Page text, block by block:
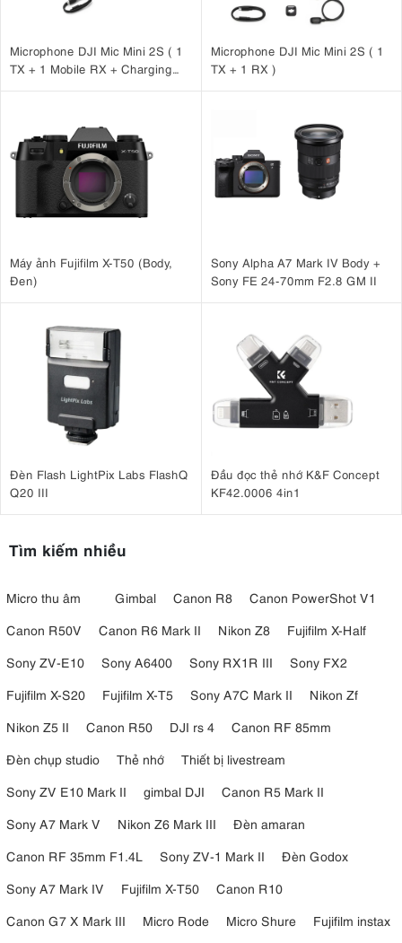
Microphone DJI Mic Mini 2S ( 1
TX + 1 Mobile RX + Charging
Microphone DJI Mic Mini 2S ( 1
TX + 1 RX )
Máy ảnh Fujifilm X-T50 (Body,
Đen)
Sony Alpha A7 Mark IV Body +
Sony FE 24-70mm F2.8 GM II
Đèn Flash LightPix Labs FlashQ
Q20 III
Đầu đọc thẻ nhớ K&F Concept
KF42.0006 4in1
Tìm kiếm nhiều
Micro thu âm Gimbal Canon R8
Canon PowerShot V1
Canon R50V
Canon R6 Mark II Nikon Z8
Fujifilm X-Half
Sony ZV-E10
Sony A6400 Sony RX1R III
Sony FX2
Fujifilm X-S20
Fujifilm X-T5 Sony A7C Mark II
Nikon Zf
Nikon Z5 II
Canon R50 DJI rs 4
Canon RF 85mm
Đèn chụp studio
Thẻ nhớ
Thiết bị livestream
Sony ZV E10 Mark II
gimbal DJI
Canon R5 Mark II
Sony A7 Mark V
Nikon Z6 Mark III
Đèn amaran
Canon RF 35mm F1.4L
Sony ZV-1 Mark II
Đèn Godox
Sony A7 Mark IV
Fujifilm X-T50
Canon R10
Canon G7 X Mark III
Micro Rode Micro Shure
Fujifilm instax